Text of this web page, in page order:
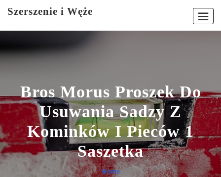
Szerszenie i Węże
Bros Morus Proszek Do
Usuwania Sadzy Z
Kominków I Pieców 1
Saszetka
Home